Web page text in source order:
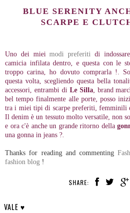
BLUE SERENITY
SCARPE E
Uno dei mieimodi preferiti di
camicia infilata dentro, e questa con le
troppo carina, ho dovuto comprarla !.
questa volta, scegliendo questa bella
accessori, entrambi di Le Silla, brand
bel tempo finalmente alle porte, posso
tra i miei tipi di scarpe preferiti, femminili
Il denim è un tessuto molto versatile, non
e ora c'è anche un grande ritorno della
una gonna in jeans ?.
Thanks for reading and commenting
fashion blog !
SHARE:
VALE ♥